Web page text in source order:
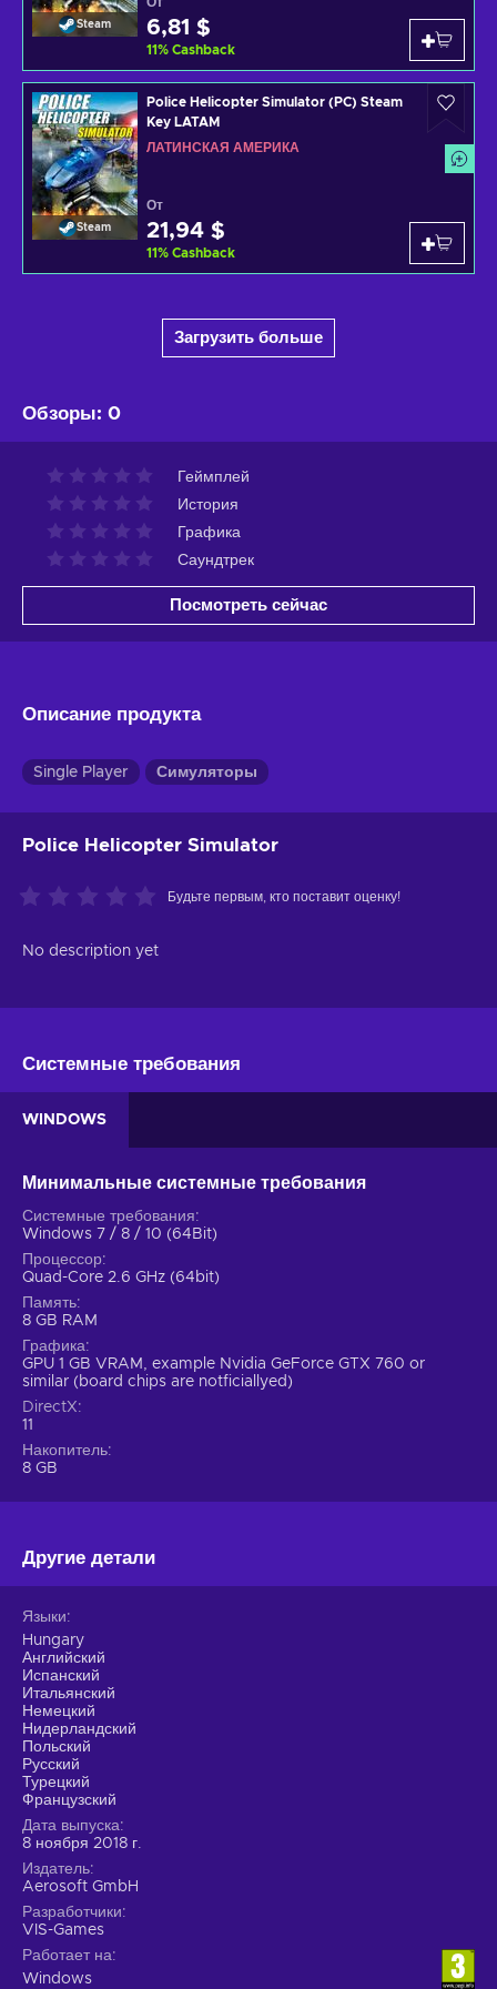
Steam 6,81 $
11% Cashback
Steam
Police Helicopter Simulator (PC) Steam
Key LATAM
ЛАТИНСКАЯ АМЕРИКА
От
21,94 $
11% Cashback
Загрузить больше
Обзоры: 0
Геймплей
История
Графика
Саундтрек
Посмотреть сейчас
Описание продукта
Single Player Симуляторы
Police Helicopter Simulator
Будьте первым, кто поставит оценку!
No description yet
Системные требования
WINDOWS
Минимальные системные требования
Системные требования
Windows 7 / 8 / 10 (64Bit)
Процессор
Quad-Core 2.6 GHz (64bit)
Память
8 GB RAM
Графика
GPU 1 GB VRAM, example Nvidia GeForce GTX 760 or
similar (board chips are notficiallyed)
DirectX
11
Накопитель
8 GB
Другие детали
Языки
Hungary
Английский
Испанский
Итальянский
Немецкий
Нидерландский
Польский
Русский
Турецкий
Французский
Дата выпуска
8 ноября 2018 г.
Издатель
Aerosoft GmbH
Разработчики
VIS-Games
Работает на
Windows